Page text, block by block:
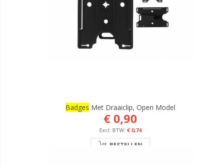
Badges Met Draaiclip, Open Model
€ 0,90
€ 0,74
BESTELLEN